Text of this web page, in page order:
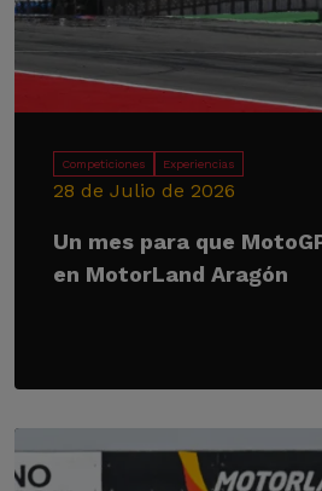
Competiciones Experiencias
28 de Julio de 2026
Un mes para que
en MotorLand Aragón